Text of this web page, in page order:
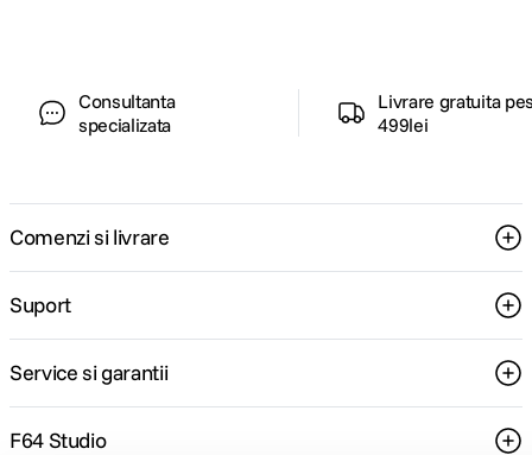
Consultanta
specializata
Livrare gratuita
499lei
Comenzi si livrare
Suport
Service si garantii
F64 Studio